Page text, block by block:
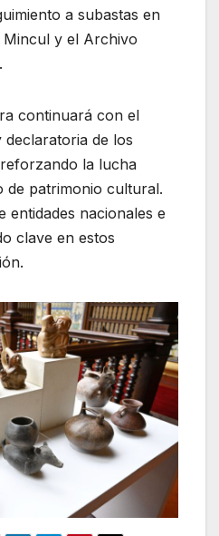
a subastas en
y el Archivo
continuará con el
de los
la lucha
patrimonio cultural.
entidades nacionales e
clave en estos